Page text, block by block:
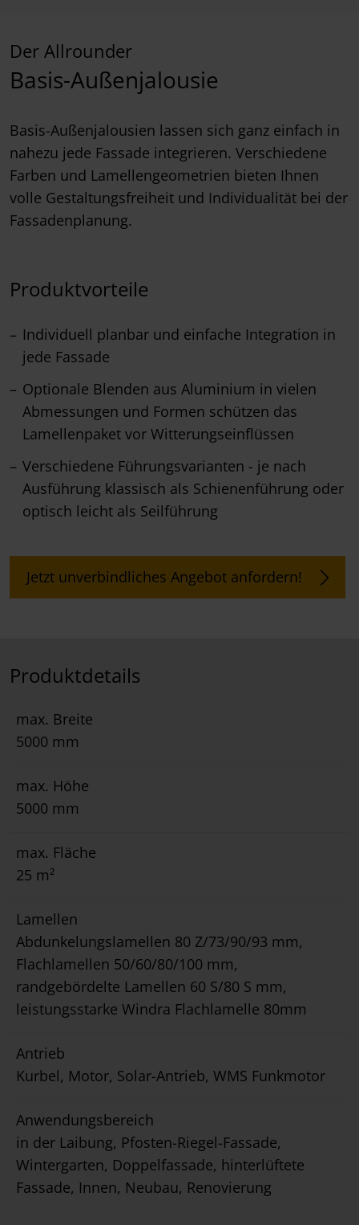
Der Allrounder
Basis-Außenjalousie
Basis-Außenjalousien lassen sich ganz einfach in
nahezu jede Fassade integrieren. Verschiedene
Farben und Lamellengeometrien bieten Ihnen
volle Gestaltungsfreiheit und Individualität bei der
Fassadenplanung.
Produktvorteile
Individuell planbar und einfache Integration in
jede Fassade
Optionale Blenden aus Aluminium in vielen
Abmessungen und Formen schützen das
Lamellenpaket vor Witterungseinflüssen
Verschiedene Führungsvarianten - je nach
Ausführung klassisch als Schienenführung oder
optisch leicht als Seilführung
Jetzt unverbindliches Angebot anfordern!
Produktdetails
max. Breite
5000 mm
max. Höhe
5000 mm
max. Fläche
25 m²
Lamellen
Abdunkelungslamellen 80 Z/73/90/93 mm,
Flachlamellen 50/60/80/100 mm,
randgebördelte Lamellen 60 S/80 S mm,
leistungsstarke Windra Flachlamelle 80mm
Antrieb
Kurbel, Motor, Solar-Antrieb, WMS Funkmotor
Anwendungsbereich
in der Laibung, Pfosten-Riegel-Fassade,
Wintergarten, Doppelfassade, hinterlüftete
Fassade, Innen, Neubau, Renovierung